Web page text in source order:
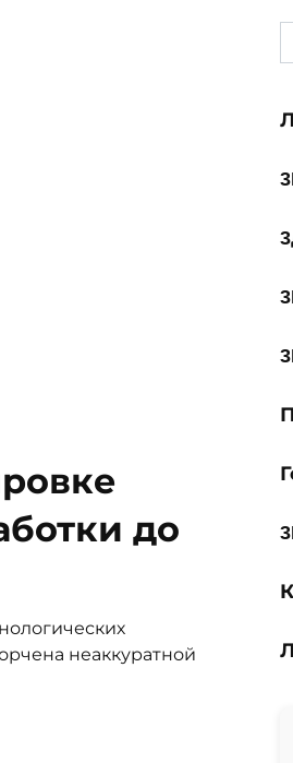
до
неаккуратной